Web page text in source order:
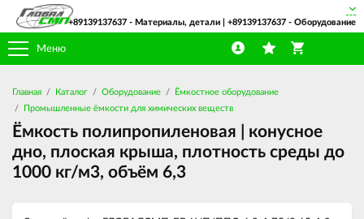
Меню
+89139137637 - Материалы, детали | +89139137637 - Оборудование
Главная Каталог Оборудование
Ёмкостное оборудование
Промышленные ёмкости для химических веществ
Ёмкость полипропиленовая | конусное
дно, плоская крыша, плотность среды до
1000 кг/м3, объём 6,3